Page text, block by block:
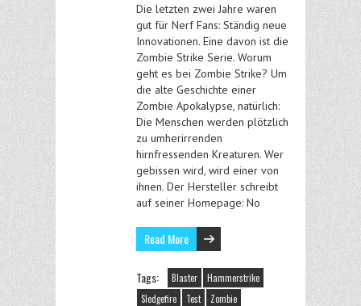
Die letzten zwei Jahre waren
gut für Nerf Fans: Ständig neue
Innovationen. Eine davon ist die
Zombie Strike Serie. Worum
geht es bei Zombie Strike? Um
die alte Geschichte einer
Zombie Apokalypse, natürlich:
Die Menschen werden plötzlich
zu umherirrenden
hirnfressenden Kreaturen. Wer
gebissen wird, wird einer von
ihnen. Der Hersteller schreibt
auf seiner Homepage: No
Read More
Tags: Blaster
Hammerstrike
Sledgefire
Test Zombie